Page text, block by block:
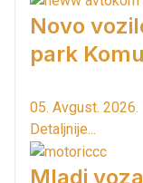
Novo
park
05. Avgust. 2026.
Detaljnije...
Mladi